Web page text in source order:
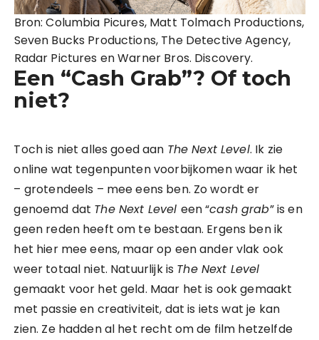
Bron: Columbia Picures, Matt Tolmach Productions,
Seven Bucks Productions, The Detective Agency,
Radar Pictures en Warner Bros. Discovery.
Een “Cash Grab”? Of toch
niet?
Toch is niet alles goed aan The Next Level. Ik zie
online wat tegenpunten voorbijkomen waar ik het
– grotendeels – mee eens ben. Zo wordt er
genoemd dat The Next Level een “cash grab” is en
geen reden heeft om te bestaan. Ergens ben ik
het hier mee eens, maar op een ander vlak ook
weer totaal niet. Natuurlijk is The Next Level
gemaakt voor het geld. Maar het is ook gemaakt
met passie en creativiteit, dat is iets wat je kan
zien. Ze hadden al het recht om de film hetzelfde